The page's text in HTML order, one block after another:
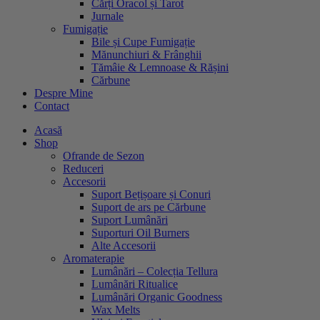
Cărți Oracol și Tarot
Jurnale
Fumigație
Bile și Cupe Fumigație
Mănunchiuri & Frânghii
Tămâie & Lemnoase & Rășini
Cărbune
Despre Mine
Contact
Acasă
Shop
Ofrande de Sezon
Reduceri
Accesorii
Suport Bețișoare și Conuri
Suport de ars pe Cărbune
Suport Lumânări
Suporturi Oil Burners
Alte Accesorii
Aromaterapie
Lumânări – Colecția Tellura
Lumânări Ritualice
Lumânări Organic Goodness
Wax Melts